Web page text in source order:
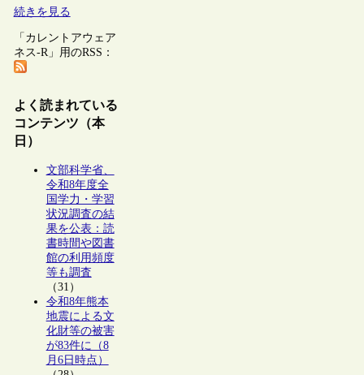
続きを見る
「カレントアウェア
ネス-R」用のRSS：
よく読まれている
コンテンツ（本
日）
文部科学省、
令和8年度全
国学力・学習
状況調査の結
果を公表：読
書時間や図書
館の利用頻度
等も調査
（31）
令和8年熊本
地震による文
化財等の被害
が83件に（8
月6日時点）